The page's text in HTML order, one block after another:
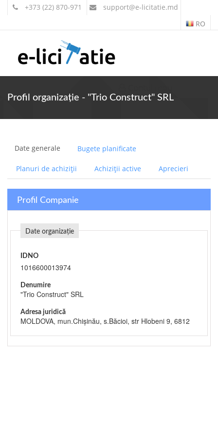
+373 (22) 870-971 support@e-licitatie.md
RO
Profil organizație - "Trio Construct" SRL
Date generale Bugete planificate
Planuri de achiziții Achiziții active Aprecieri
Profil Companie
Date organizație
IDNO
1016600013974
Denumire
"Trio Construct" SRL
Adresa juridică
MOLDOVA, mun.Chişinău, s.Băcioi, str Hlobeni 9, 6812